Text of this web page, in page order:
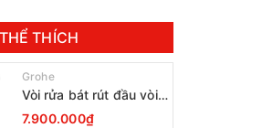
THÍCH
Grohe
Vòi rửa bát rút đầu vòi
Grohe Minta 30274000
7.900.000₫